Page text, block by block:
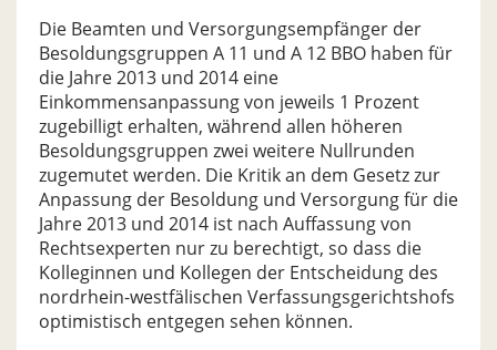
Die Beamten und Versorgungsempfänger der
Besoldungsgruppen A 11 und A 12 BBO haben für
die Jahre 2013 und 2014 eine
Einkommensanpassung von jeweils 1 Prozent
zugebilligt erhalten, während allen höheren
Besoldungsgruppen zwei weitere Nullrunden
zugemutet werden. Die Kritik an dem Gesetz zur
Anpassung der Besoldung und Versorgung für die
Jahre 2013 und 2014 ist nach Auffassung von
Rechtsexperten nur zu berechtigt, so dass die
Kolleginnen und Kollegen der Entscheidung des
nordrhein-westfälischen Verfassungsgerichtshofs
optimistisch entgegen sehen können.